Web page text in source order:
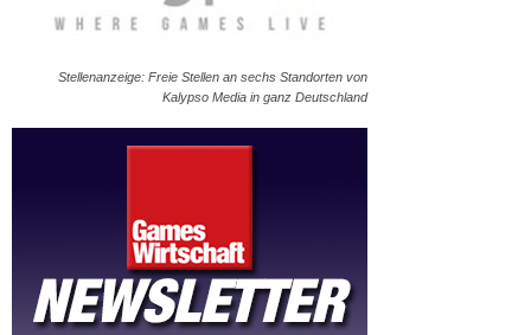
Stellenanzeige: Freie Stellen an sechs Standorten von
Kalypso Media in ganz Deutschland